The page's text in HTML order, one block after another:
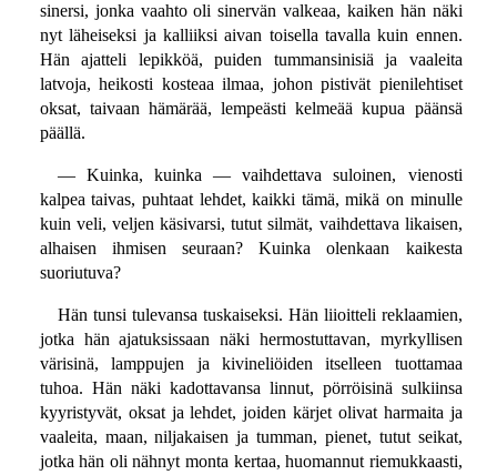
sinersi, jonka vaahto oli sinervän valkeaa, kaiken hän näki
nyt läheiseksi ja kalliiksi aivan toisella tavalla kuin ennen.
Hän ajatteli lepikköä, puiden tummansinisiä ja vaaleita
latvoja, heikosti kosteaa ilmaa, johon pistivät pienilehtiset
oksat, taivaan hämärää, lempeästi kelmeää kupua päänsä
päällä.
— Kuinka, kuinka — vaihdettava suloinen, vienosti
kalpea taivas, puhtaat lehdet, kaikki tämä, mikä on minulle
kuin veli, veljen käsivarsi, tutut silmät, vaihdettava likaisen,
alhaisen ihmisen seuraan? Kuinka olenkaan kaikesta
suoriutuva?
Hän tunsi tulevansa tuskaiseksi. Hän liioitteli reklaamien,
jotka hän ajatuksissaan näki hermostuttavan, myrkyllisen
värisinä, lamppujen ja kivineliöiden itselleen tuottamaa
tuhoa. Hän näki kadottavansa linnut, pörröisinä sulkiinsa
kyyristyvät, oksat ja lehdet, joiden kärjet olivat harmaita ja
vaaleita, maan, niljakaisen ja tumman, pienet, tutut seikat,
jotka hän oli nähnyt monta kertaa, huomannut riemukkaasti,